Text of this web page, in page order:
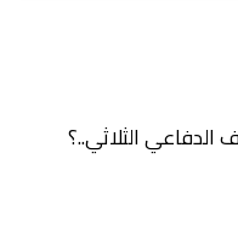
الدفاعي الثلاثي..؟